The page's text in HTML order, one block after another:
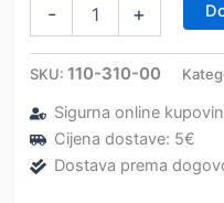
-
roza
Dentaurum
količina
+
SKU: 110-310-00
Sigurna online
Cijena dostave: 5€
Dostava prema